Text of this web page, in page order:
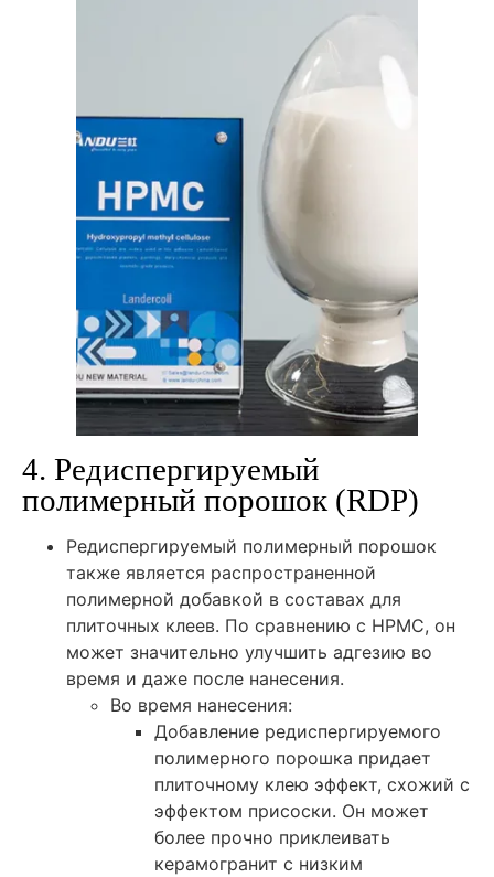
4. Редиспергируемый
полимерный порошок (RDP)
Редиспергируемый полимерный порошок
также является распространенной
полимерной добавкой в составах для
плиточных клеев. По сравнению с HPMC, он
может значительно улучшить адгезию во
время и даже после нанесения.
Во время нанесения:
Добавление редиспергируемого
полимерного порошка придает
плиточному клею эффект, схожий с
эффектом присоски. Он может
более прочно приклеивать
керамогранит с низким